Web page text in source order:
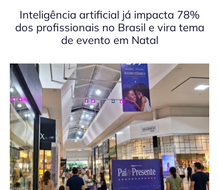
Inteligência artificial já impacta 78%
dos profissionais no Brasil e vira tema
de evento em Natal